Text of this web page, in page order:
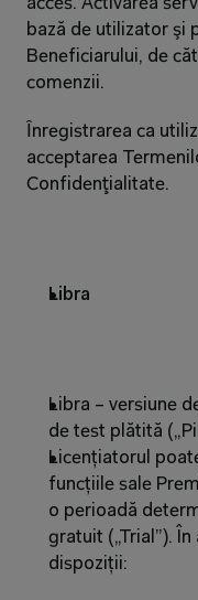
acces. Activarea
bază de utilizator şi
Beneficiarului, de
comenzii.
Ȋnregistrarea ca
acceptarea
Confidenţialitate.
Libra
Libra – versiune
de test plătită
Licențiatorul
funcțiile sale
o perioadă
gratuit („Trial”).
dispoziții: